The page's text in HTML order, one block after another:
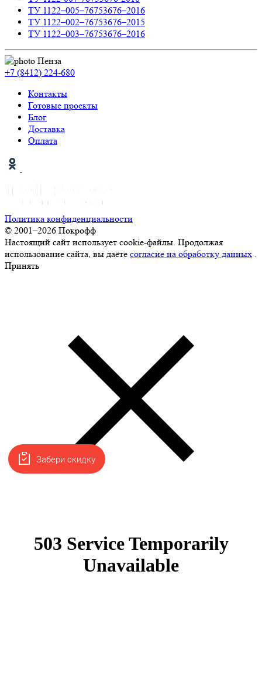
ТУ 1122–005–76753676–2016
ТУ 1122–002–76753676–2015
ТУ 1122–003–76753676–2016
Пенза
+7 (8412) 224-680
Контакты
Готовые проекты
Блог
Доставка
Оплата
Политика конфиденциальности
© 2001–2026 Покрофф
Настоящий сайт использует cookie-файлы. Продолжая
использование сайта, вы даёте
согласие на обработку данных
Принять
Забери скидку